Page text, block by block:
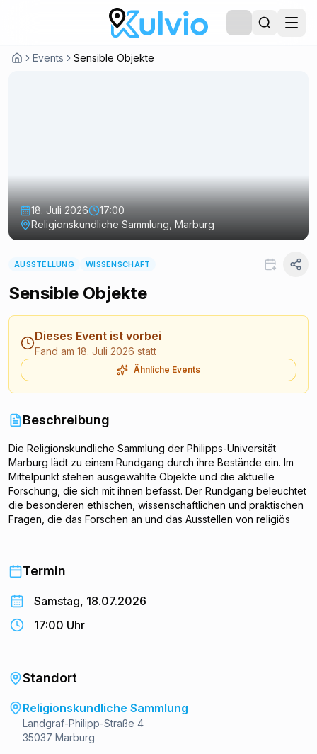
Events Sensible Objekte
18. Juli 2026
17:00
Religionskundliche Sammlung, Marburg
AUSSTELLUNG WISSENSCHAFT
Sensible Objekte
Dieses Event ist vorbei
Fand am 18. Juli 2026 statt
Ähnliche Events
Beschreibung
Die Religionskundliche Sammlung der Philipps-Universität
Marburg lädt zu einem Rundgang durch ihre Bestände ein. Im
Mittelpunkt stehen ausgewählte Objekte und die aktuelle
Forschung, die sich mit ihnen befasst. Der Rundgang beleuchtet
die besonderen ethischen, wissenschaftlichen und praktischen
Fragen, die das Forschen an und das Ausstellen von religiös
Termin
Samstag, 18.07.2026
17:00 Uhr
Standort
Religionskundliche Sammlung
Landgraf-Philipp-Straße 4
35037 Marburg